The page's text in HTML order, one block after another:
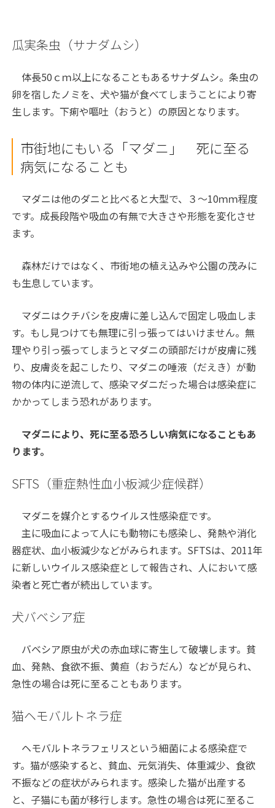
瓜実条虫（サナダムシ）
体長50ｃｍ以上になることもあるサナダムシ。条虫の
卵を宿したノミを、犬や猫が食べてしまうことにより寄
生します。下痢や嘔吐（おうと）の原因となります。
市街地にもいる「マダニ」 死に至る
病気になることも
マダニは他のダニと比べると大型で、３～10ｍｍ程度
です。成長段階や吸血の有無で大きさや形態を変化させ
ます。
森林だけではなく、市街地の植え込みや公園の茂みに
も生息しています。
マダニはクチバシを皮膚に差し込んで固定し吸血しま
す。もし見つけても無理に引っ張ってはいけません。無
理やり引っ張ってしまうとマダニの頭部だけが皮膚に残
り、皮膚炎を起こしたり、マダニの唾液（だえき）が動
物の体内に逆流して、感染マダニだった場合は感染症に
かかってしまう恐れがあります。
マダニにより、死に至る恐ろしい病気になることもあ
ります。
SFTS（重症熱性血小板減少症候群）
マダニを媒介とするウイルス性感染症です。
主に吸血によって人にも動物にも感染し、発熱や消化
器症状、血小板減少などがみられます。SFTSは、2011年
に新しいウイルス感染症として報告され、人において感
染者と死亡者が続出しています。
犬バベシア症
バベシア原虫が犬の赤血球に寄生して破壊します。貧
血、発熱、食欲不振、黄疸（おうだん）などが見られ、
急性の場合は死に至ることもあります。
猫ヘモバルトネラ症
ヘモバルトネラフェリスという細菌による感染症で
す。猫が感染すると、貧血、元気消失、体重減少、食欲
不振などの症状がみられます。感染した猫が出産する
と、子猫にも菌が移行します。急性の場合は死に至るこ